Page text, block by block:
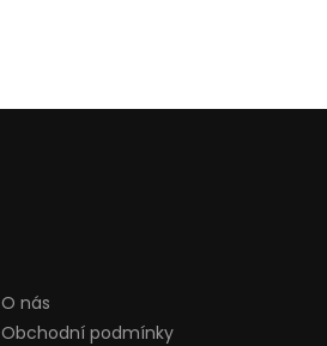
O nás
Obchodní podmínky